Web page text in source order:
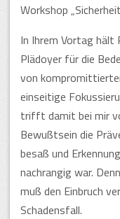
Workshop
In Ihrem Vortag hält
Plädoyer für die
von
einseitige
trifft damit bei mir
Bewußtsein die
besaß und
nachrangig war.
muß den Einbruch
Schadensfall.